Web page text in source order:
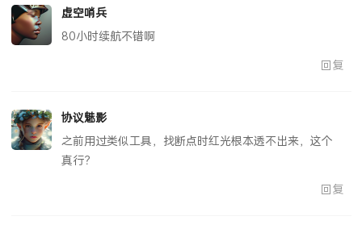
虚空哨兵
80小时续航不错啊
回复
协议魅影
之前用过类似工具，找断点时红光根本透不出来，这个
真行？
回复